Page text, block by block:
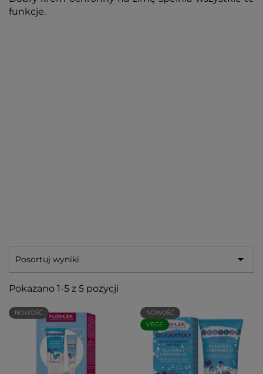
funkcje.
Posortuj wyniki 
Pokazano 1-5 z 5 pozycji
NOWOŚĆ
NOWOŚĆ
VEGE